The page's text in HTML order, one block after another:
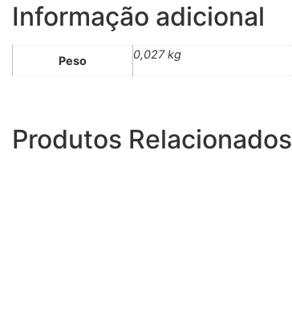
Informação adicional
Peso 0,027 kg
Produtos Relacionados